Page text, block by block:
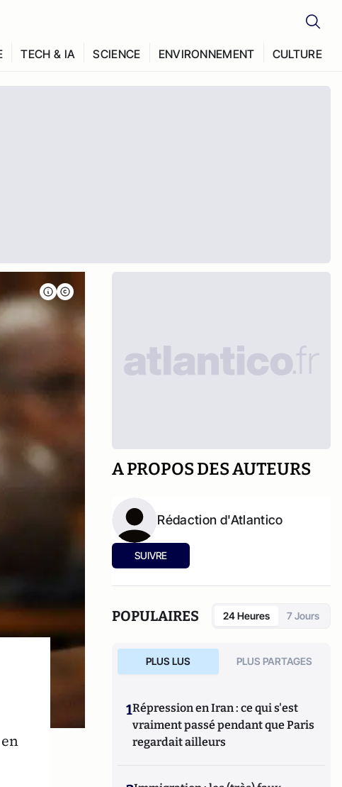
TECH & IA SCIENCE ENVIRONNEMENT CULTURE
A PROPOS DES AUTEURS
Rédaction d'Atlantico
SUIVRE
POPULAIRES 24 Heures 7 Jours
PLUS LUS PLUS PARTAGES
1Répression en Iran : ce qui s'est
vraiment passé pendant que Paris
regardait ailleurs